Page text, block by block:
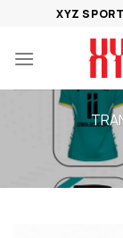
nội
XYZ